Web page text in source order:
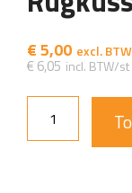
€5,00
€ 6,05